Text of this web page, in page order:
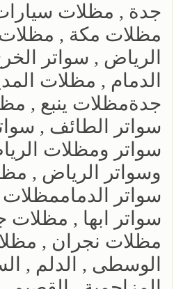
جدة , مظلات
مظلات مكة ,
الرياض , سواتر
الدمام , مظلات
جدةمظلات ينبع ,
سواتر الطائف ,
سواتر ومظلات
وسواتر الرياض ,
سواتر
سواتر ابها , مظلات
مظلات نجران ,
الوسطى , الدلم ,